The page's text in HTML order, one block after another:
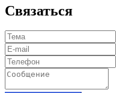
Связаться